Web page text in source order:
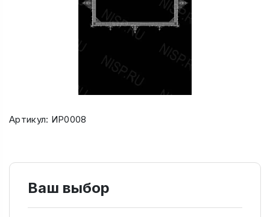
Артикул: ИР0008
Ваш выбор